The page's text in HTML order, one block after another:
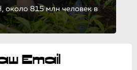
815 млн человек в
Email